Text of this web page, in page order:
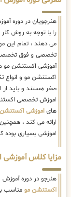
اکستنشن مو و
صفر هستند و باید از
اموزش تخصصی
اموزشی اکستنشن
ارائه می کند ،
اموزشی بسیاری بوده
مزایا کلاس
هنرجو در دوره
اکستنشن مو
مناسب
تشکیل دوره آموزشی
سلیقه مشتری داشته